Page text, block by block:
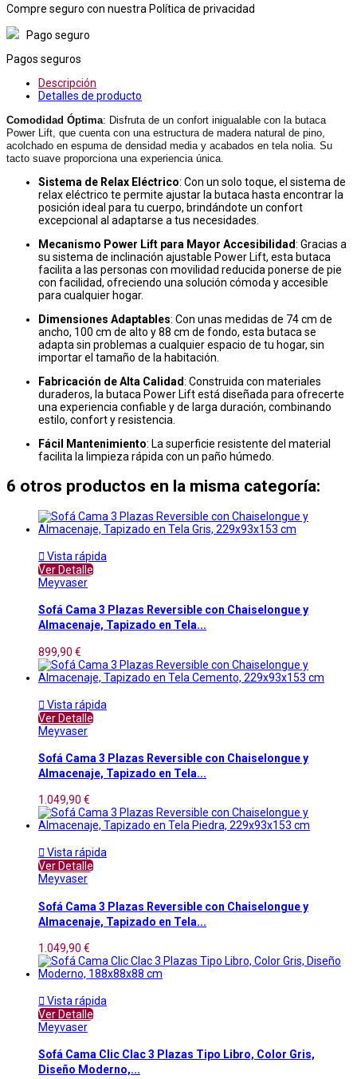
Compre seguro con nuestra Política de privacidad
Pago seguro
Pagos seguros
Descripción
Detalles de producto
Comodidad Óptima: Disfruta de un confort inigualable con la butaca
Power Lift, que cuenta con una estructura de madera natural de pino,
acolchado en espuma de densidad media y acabados en tela nolia. Su
tacto suave proporciona una experiencia única.
Sistema de Relax Eléctrico: Con un solo toque, el sistema de
relax eléctrico te permite ajustar la butaca hasta encontrar la
posición ideal para tu cuerpo, brindándote un confort
excepcional al adaptarse a tus necesidades.
Mecanismo Power Lift para Mayor Accesibilidad: Gracias a
su sistema de inclinación ajustable Power Lift, esta butaca
facilita a las personas con movilidad reducida ponerse de pie
con facilidad, ofreciendo una solución cómoda y accesible
para cualquier hogar.
Dimensiones Adaptables: Con unas medidas de 74 cm de
ancho, 100 cm de alto y 88 cm de fondo, esta butaca se
adapta sin problemas a cualquier espacio de tu hogar, sin
importar el tamaño de la habitación.
Fabricación de Alta Calidad: Construida con materiales
duraderos, la butaca Power Lift está diseñada para ofrecerte
una experiencia confiable y de larga duración, combinando
estilo, confort y resistencia.
Fácil Mantenimiento: La superficie resistente del material
facilita la limpieza rápida con un paño húmedo.
6 otros productos en la misma categoría:
 Vista rápida
Ver Detalle
Meyvaser
Sofá Cama 3 Plazas Reversible con Chaiselongue y
Almacenaje, Tapizado en Tela...
899,90 €
 Vista rápida
Ver Detalle
Meyvaser
Sofá Cama 3 Plazas Reversible con Chaiselongue y
Almacenaje, Tapizado en Tela...
1.049,90 €
 Vista rápida
Ver Detalle
Meyvaser
Sofá Cama 3 Plazas Reversible con Chaiselongue y
Almacenaje, Tapizado en Tela...
1.049,90 €
 Vista rápida
Ver Detalle
Meyvaser
Sofá Cama Clic Clac 3 Plazas Tipo Libro, Color Gris,
Diseño Moderno,...